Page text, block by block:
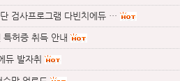
검사프로그램 다빈치에듀 …
허증 취득 안내
듀 발자취